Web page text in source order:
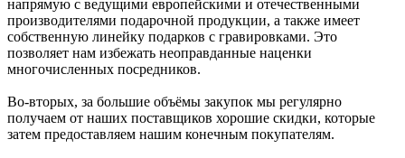
напрямую с ведущими европейскими и отечественными
производителями подарочной продукции, а также имеет
собственную линейку подарков с гравировками. Это
позволяет нам избежать неоправданные наценки
многочисленных посредников.
Во-вторых, за большие объёмы закупок мы регулярно
получаем от наших поставщиков хорошие скидки, которые
затем предоставляем нашим конечным покупателям.